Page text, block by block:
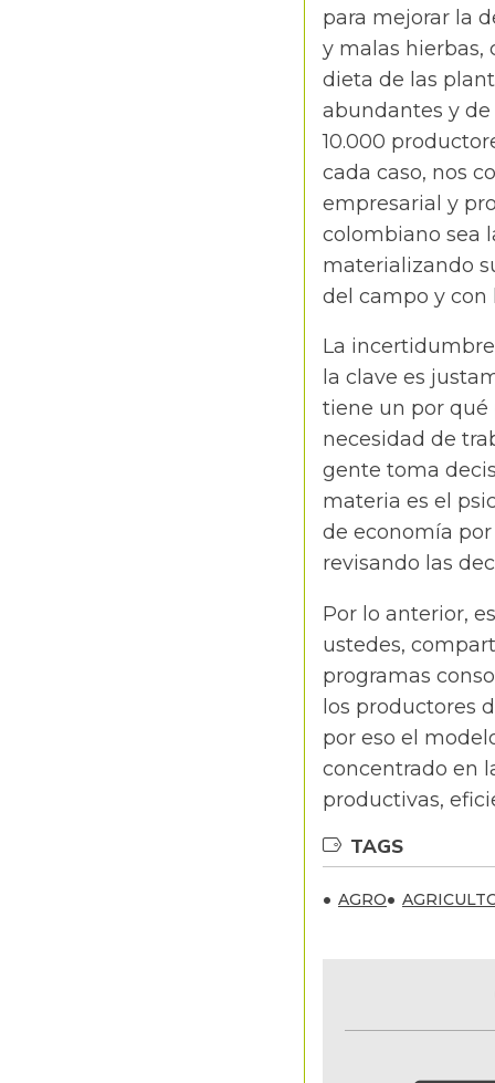
para mejorar la
y malas hierbas,
dieta de las
abundantes y
10.000
cada caso, nos
empresarial y
colombiano sea
materializando
del campo y con
La
la clave es
tiene un por qué
necesidad de
gente toma
materia es el
de economía
revisando las
Por lo anterior,
ustedes,
programas
los productores
por eso el
concentrado en
productivas,
TAGS
AGRO